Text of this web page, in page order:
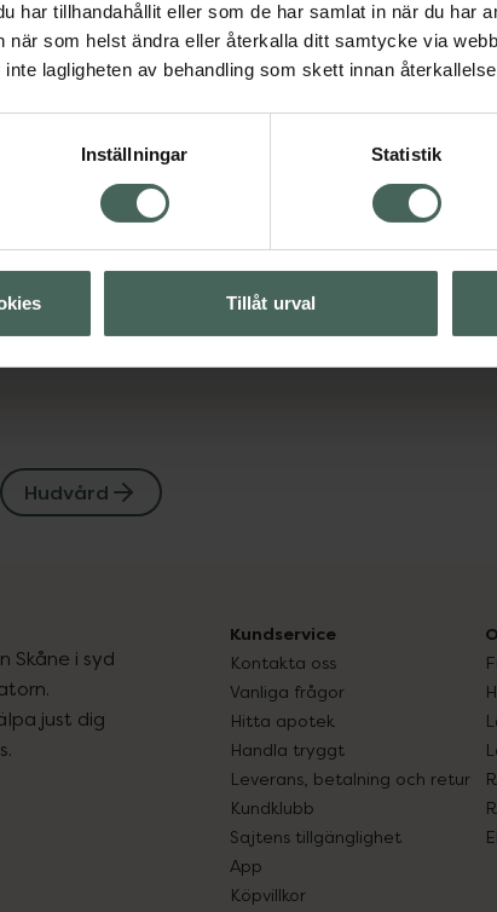
har tillhandahållit eller som de har samlat in när du har
när som helst ändra eller återkalla ditt samtycke via
lagligheten av behandling som skett innan
Inställningar Statistik
Tillåt urval
Visa
Hudvård
Skåne i syd
just dig
Kundservice
Kontakta oss
Vanliga frågor
Hitta apotek
Handla tryggt
Leverans, betalning och retur
Kundklubb
Sajtens tillgänglighet
App
Köpvillkor